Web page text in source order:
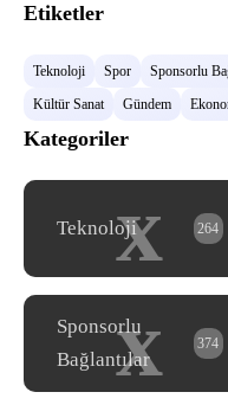
Etiketler
Teknoloji Spor Sponsorlu
Kültür Sanat
Gündem
Kategoriler
x
Teknoloji 264
x
Sponsorlu
Bağlantılar
374